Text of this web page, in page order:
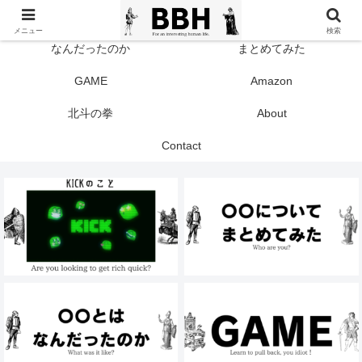
なんだったのか まとめてみた
GAME Amazon
北斗の拳 About
Contact
メニュー 検索